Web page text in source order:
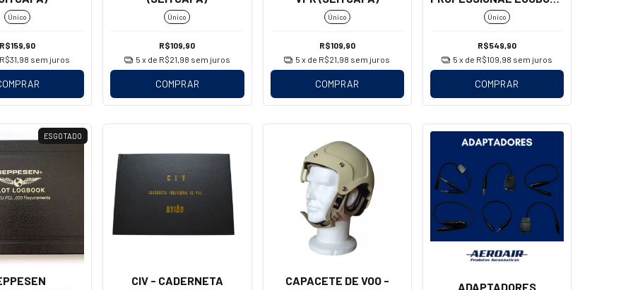
Único
R$159,90
R$31,98 sem juros
Único
R$109,90
5 x de R$21,98 sem juros
COMPRAR
Único
R$109,90
5 x de R$21,98 sem juros
COMPRAR
- (FAA)
Único
R$549,90
5 x de R$109,98 sem juros
COMPRAR
ESGOTADO
CIV - CADERNETA
CAPACETE DE VOO -
ADAPTADORES